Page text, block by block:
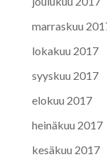
marraskuu
lokakuu 2017
syyskuu 2017
elokuu 2017
heinäkuu 2017
kesäkuu 2017